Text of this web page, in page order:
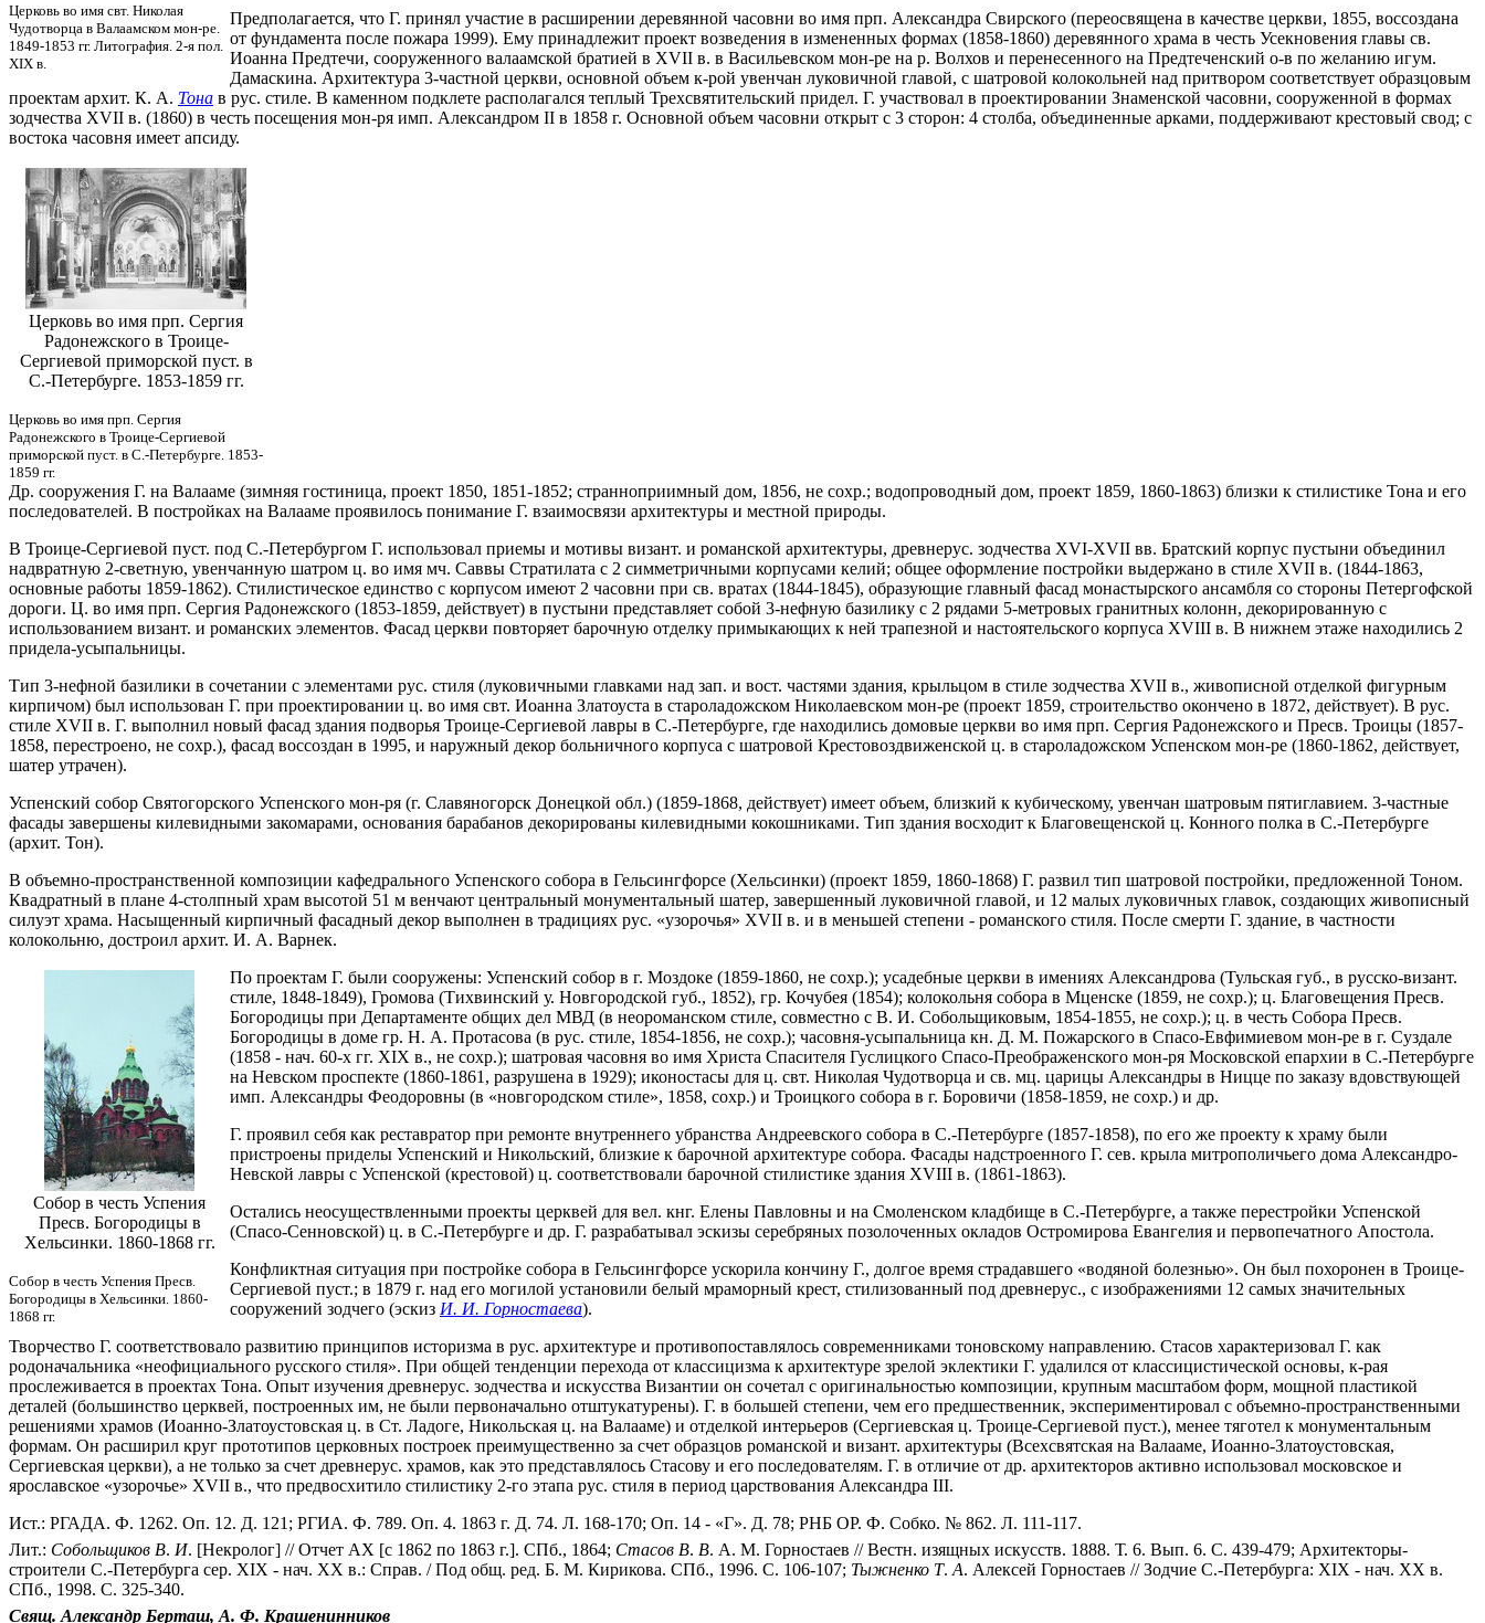
Церковь во имя свт. Николая
Чудотворца в Валаамском мон-ре.
1849-1853 гг. Литография. 2-я пол.
XIX в.
Предполагается, что Г. принял участие в расширении деревянной часовни во имя прп. Александра Свирского (переосвящена в качестве церкви, 1855, воссоздана
от фундамента после пожара 1999). Ему принадлежит проект возведения в измененных формах (1858-1860) деревянного храма в честь Усекновения главы св.
Иоанна Предтечи, сооруженного валаамской братией в XVII в. в Васильевском мон-ре на р. Волхов и перенесенного на Предтеченский о-в по желанию игум.
Дамаскина. Архитектура 3-частной церкви, основной объем к-рой увенчан луковичной главой, с шатровой колокольней над притвором соответствует образцовым
проектам архит. К. А. Тона в рус. стиле. В каменном подклете располагался теплый Трехсвятительский придел. Г. участвовал в проектировании Знаменской часовни, сооруженной в формах
зодчества XVII в. (1860) в честь посещения мон-ря имп. Александром II в 1858 г. Основной объем часовни открыт с 3 сторон: 4 столба, объединенные арками, поддерживают крестовый свод; с
востока часовня имеет апсиду.
Церковь во имя прп. Сергия
Радонежского в Троице-
Сергиевой приморской пуст. в
С.-Петербурге. 1853-1859 гг.
Церковь во имя прп. Сергия
Радонежского в Троице-Сергиевой
приморской пуст. в С.-Петербурге. 1853-
1859 гг.
Др. сооружения Г. на Валааме (зимняя гостиница, проект 1850, 1851-1852; странноприимный дом, 1856, не сохр.; водопроводный дом, проект 1859, 1860-1863) близки к стилистике Тона и его
последователей. В постройках на Валааме проявилось понимание Г. взаимосвязи архитектуры и местной природы.
В Троице-Сергиевой пуст. под С.-Петербургом Г. использовал приемы и мотивы визант. и романской архитектуры, древнерус. зодчества ХVI-XVII вв. Братский корпус пустыни объединил
надвратную 2-светную, увенчанную шатром ц. во имя мч. Саввы Стратилата с 2 симметричными корпусами келий; общее оформление постройки выдержано в стиле XVII в. (1844-1863,
основные работы 1859-1862). Стилистическое единство с корпусом имеют 2 часовни при св. вратах (1844-1845), образующие главный фасад монастырского ансамбля со стороны Петергофской
дороги. Ц. во имя прп. Сергия Радонежского (1853-1859, действует) в пустыни представляет собой 3-нефную базилику с 2 рядами 5-метровых гранитных колонн, декорированную с
использованием визант. и романских элементов. Фасад церкви повторяет барочную отделку примыкающих к ней трапезной и настоятельского корпуса XVIII в. В нижнем этаже находились 2
придела-усыпальницы.
Тип 3-нефной базилики в сочетании с элементами рус. стиля (луковичными главками над зап. и вост. частями здания, крыльцом в стиле зодчества XVII в., живописной отделкой фигурным
кирпичом) был использован Г. при проектировании ц. во имя свт. Иоанна Златоуста в староладожском Николаевском мон-ре (проект 1859, строительство окончено в 1872, действует). В рус.
стиле XVII в. Г. выполнил новый фасад здания подворья Троице-Сергиевой лавры в С.-Петербурге, где находились домовые церкви во имя прп. Сергия Радонежского и Пресв. Троицы (1857-
1858, перестроено, не сохр.), фасад воссоздан в 1995, и наружный декор больничного корпуса с шатровой Крестовоздвиженской ц. в староладожском Успенском мон-ре (1860-1862, действует,
шатер утрачен).
Успенский собор Святогорского Успенского мон-ря (г. Славяногорск Донецкой обл.) (1859-1868, действует) имеет объем, близкий к кубическому, увенчан шатровым пятиглавием. 3-частные
фасады завершены килевидными закомарами, основания барабанов декорированы килевидными кокошниками. Тип здания восходит к Благовещенской ц. Конного полка в С.-Петербурге
(архит. Тон).
В объемно-пространственной композиции кафедрального Успенского собора в Гельсингфорсе (Хельсинки) (проект 1859, 1860-1868) Г. развил тип шатровой постройки, предложенной Тоном.
Квадратный в плане 4-столпный храм высотой 51 м венчают центральный монументальный шатер, завершенный луковичной главой, и 12 малых луковичных главок, создающих живописный
силуэт храма. Насыщенный кирпичный фасадный декор выполнен в традициях рус. «узорочья» XVII в. и в меньшей степени - романского стиля. После смерти Г. здание, в частности
колокольню, достроил архит. И. А. Варнек.
Собор в честь Успения
Пресв. Богородицы в
Хельсинки. 1860-1868 гг.
Собор в честь Успения Пресв.
Богородицы в Хельсинки. 1860-
1868 гг.
По проектам Г. были сооружены: Успенский собор в г. Моздоке (1859-1860, не сохр.); усадебные церкви в имениях Александрова (Тульская губ., в русско-визант.
стиле, 1848-1849), Громова (Тихвинский у. Новгородской губ., 1852), гр. Кочубея (1854); колокольня собора в Мценске (1859, не сохр.); ц. Благовещения Пресв.
Богородицы при Департаменте общих дел МВД (в неороманском стиле, совместно с В. И. Собольщиковым, 1854-1855, не сохр.); ц. в честь Собора Пресв.
Богородицы в доме гр. Н. А. Протасова (в рус. стиле, 1854-1856, не сохр.); часовня-усыпальница кн. Д. М. Пожарского в Спасо-Евфимиевом мон-ре в г. Суздале
(1858 - нач. 60-х гг. XIX в., не сохр.); шатровая часовня во имя Христа Спасителя Гуслицкого Спасо-Преображенского мон-ря Московской епархии в С.-Петербурге
на Невском проспекте (1860-1861, разрушена в 1929); иконостасы для ц. свт. Николая Чудотворца и св. мц. царицы Александры в Ницце по заказу вдовствующей
имп. Александры Феодоровны (в «новгородском стиле», 1858, сохр.) и Троицкого собора в г. Боровичи (1858-1859, не сохр.) и др.
Г. проявил себя как реставратор при ремонте внутреннего убранства Андреевского собора в С.-Петербурге (1857-1858), по его же проекту к храму были
пристроены приделы Успенский и Никольский, близкие к барочной архитектуре собора. Фасады надстроенного Г. сев. крыла митрополичьего дома Александро-
Невской лавры с Успенской (крестовой) ц. соответствовали барочной стилистике здания XVIII в. (1861-1863).
Остались неосуществленными проекты церквей для вел. кнг. Елены Павловны и на Смоленском кладбище в С.-Петербурге, а также перестройки Успенской
(Спасо-Сенновской) ц. в С.-Петербурге и др. Г. разрабатывал эскизы серебряных позолоченных окладов Остромирова Евангелия и первопечатного Апостола.
Конфликтная ситуация при постройке собора в Гельсингфорсе ускорила кончину Г., долгое время страдавшего «водяной болезнью». Он был похоронен в Троице-
Сергиевой пуст.; в 1879 г. над его могилой установили белый мраморный крест, стилизованный под древнерус., с изображениями 12 самых значительных
сооружений зодчего (эскиз И. И. Горностаева).
Творчество Г. соответствовало развитию принципов историзма в рус. архитектуре и противопоставлялось современниками тоновскому направлению. Стасов характеризовал Г. как
родоначальника «неофициального русского стиля». При общей тенденции перехода от классицизма к архитектуре зрелой эклектики Г. удалился от классицистической основы, к-рая
прослеживается в проектах Тона. Опыт изучения древнерус. зодчества и искусства Византии он сочетал с оригинальностью композиции, крупным масштабом форм, мощной пластикой
деталей (большинство церквей, построенных им, не были первоначально отштукатурены). Г. в большей степени, чем его предшественник, экспериментировал с объемно-пространственными
решениями храмов (Иоанно-Златоустовская ц. в Ст. Ладоге, Никольская ц. на Валааме) и отделкой интерьеров (Сергиевская ц. Троице-Сергиевой пуст.), менее тяготел к монументальным
формам. Он расширил круг прототипов церковных построек преимущественно за счет образцов романской и визант. архитектуры (Всехсвятская на Валааме, Иоанно-Златоустовская,
Сергиевская церкви), а не только за счет древнерус. храмов, как это представлялось Стасову и его последователям. Г. в отличие от др. архитекторов активно использовал московское и
ярославское «узорочье» XVII в., что предвосхитило стилистику 2-го этапа рус. стиля в период царствования Александра III.
Ист.: РГАДА. Ф. 1262. Оп. 12. Д. 121; РГИА. Ф. 789. Оп. 4. 1863 г. Д. 74. Л. 168-170; Оп. 14 - «Г». Д. 78; РНБ ОР. Ф. Собко. № 862. Л. 111-117.
Лит.: Собольщиков В. И. [Некролог] // Отчет АХ [с 1862 по 1863 г.]. СПб., 1864; Стасов В. В. А. М. Горностаев // Вестн. изящных искусств. 1888. Т. 6. Вып. 6. С. 439-479; Архитекторы-
строители С.-Петербурга сер. XIX - нач. XX в.: Справ. / Под общ. ред. Б. М. Кирикова. СПб., 1996. С. 106-107; Тыжненко Т. А. Алексей Горностаев // Зодчие С.-Петербурга: XIX - нач. XX в.
СПб., 1998. С. 325-340.
Свящ. Александр Берташ, А. Ф. Крашенинников